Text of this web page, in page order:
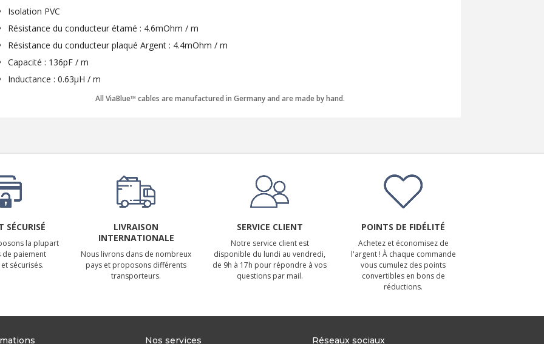
Isolation PVC
Résistance du conducteur étamé : 4.6mOhm / m
Résistance du conducteur plaqué Argent : 4.4mOhm / m
Capacité : 136pF / m
Inductance : 0.63µH / m
All ViaBlue™ cables are manufactured in Germany and are made by hand.
SÉCURISÉ
la plupart
de paiement
sécurisés.
LIVRAISON
INTERNATIONALE
Nous livrons dans de nombreux
pays et proposons différents
transporteurs.
SERVICE CLIENT
Notre service client est
disponible du lundi au vendredi,
de 9h à 17h pour répondre à vos
questions par mail.
POINTS DE FIDÉLITÉ
Achetez et économisez de
l'argent ! À chaque commande
vous cumulez des points
convertibles en bons de
réductions.
Nos services Réseaux sociaux